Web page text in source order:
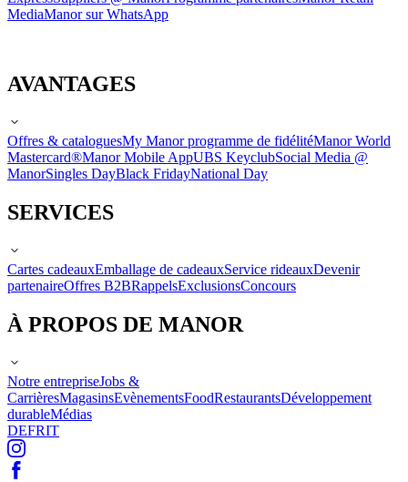
MediaManor sur WhatsApp
AVANTAGES
Offres & cataloguesMy Manor programme de fidélitéManor World
Mastercard®Manor Mobile AppUBS KeyclubSocial Media @
ManorSingles DayBlack FridayNational Day
SERVICES
Cartes cadeauxEmballage de cadeauxService rideauxDevenir
partenaireOffres B2BRappelsExclusionsConcours
À PROPOS DE MANOR
Notre entrepriseJobs &
CarrièresMagasinsEvènementsFoodRestaurantsDéveloppement
durableMédias
DEFRIT